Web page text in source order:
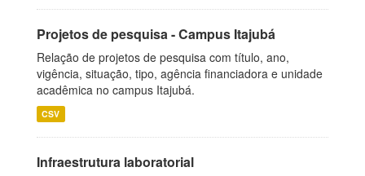
Projetos de pesquisa - Campus Itajubá
Relação de projetos de pesquisa com título, ano,
vigência, situação, tipo, agência financiadora e unidade
acadêmica no campus Itajubá.
CSV
Infraestrutura laboratorial